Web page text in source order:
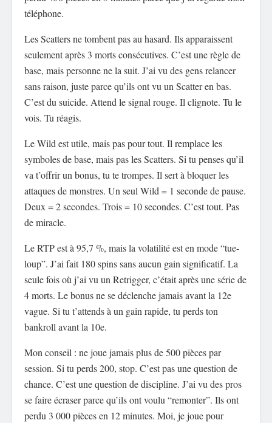
téléphone.
Les Scatters ne tombent pas au hasard. Ils apparaissent
seulement après 3 morts consécutives. C’est une règle de
base, mais personne ne la suit. J’ai vu des gens relancer
sans raison, juste parce qu’ils ont vu un Scatter en bas.
C’est du suicide. Attend le signal rouge. Il clignote. Tu le
vois. Tu réagis.
Le Wild est utile, mais pas pour tout. Il remplace les
symboles de base, mais pas les Scatters. Si tu penses qu’il
va t’offrir un bonus, tu te trompes. Il sert à bloquer les
attaques de monstres. Un seul Wild = 1 seconde de pause.
Deux = 2 secondes. Trois = 10 secondes. C’est tout. Pas
de miracle.
Le RTP est à 95,7 %, mais la volatilité est en mode “tue-
loup”. J’ai fait 180 spins sans aucun gain significatif. La
seule fois où j’ai vu un Retrigger, c’était après une série de
4 morts. Le bonus ne se déclenche jamais avant la 12e
vague. Si tu t’attends à un gain rapide, tu perds ton
bankroll avant la 10e.
Mon conseil : ne joue jamais plus de 500 pièces par
session. Si tu perds 200, stop. C’est pas une question de
chance. C’est une question de discipline. J’ai vu des pros
se faire écraser parce qu’ils ont voulu “remonter”. Ils ont
perdu 3 000 pièces en 12 minutes. Moi, je joue pour